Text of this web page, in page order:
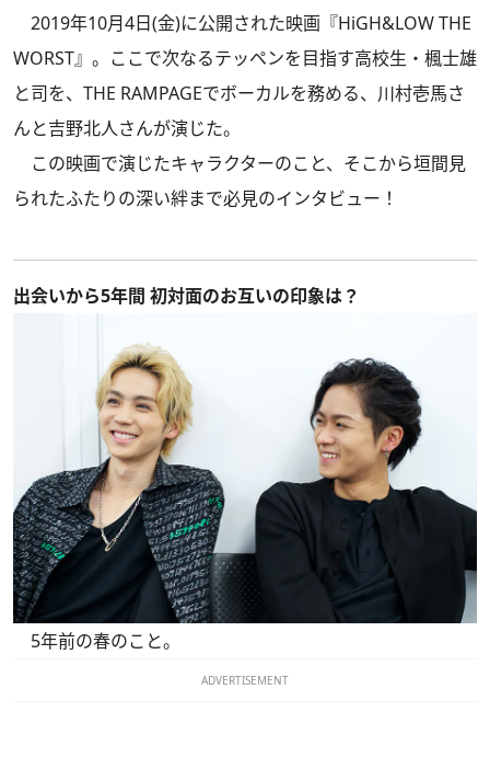
2019年10月4日(金)に公開された映画『HiGH&LOW THE
WORST』。ここで次なるテッペンを目指す高校生・楓士雄
と司を、THE RAMPAGEでボーカルを務める、川村壱馬さ
んと吉野北人さんが演じた。
この映画で演じたキャラクターのこと、そこから垣間見
られたふたりの深い絆まで必見のインタビュー！
出会いから5年間 初対面のお互いの印象は？
5年前の春のこと。
ADVERTISEMENT